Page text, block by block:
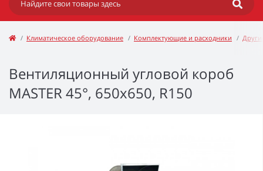
Климатическое оборудование Комплектующие и расходники
Вентиляционный угловой короб
MASTER 45°, 650x650, R150